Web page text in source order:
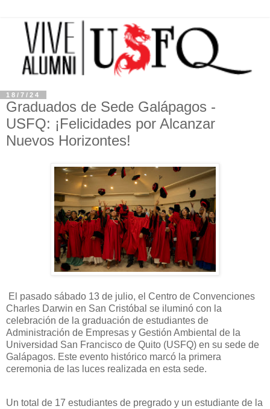
18/7/24
Graduados de Sede Galápagos -
USFQ: ¡Felicidades por Alcanzar
Nuevos Horizontes!
El pasado sábado 13 de julio, el Centro de Convenciones
Charles Darwin en San Cristóbal se iluminó con la
celebración de la graduación de estudiantes de
Administración de Empresas y Gestión Ambiental de la
Universidad San Francisco de Quito (USFQ) en su sede de
Galápagos. Este evento histórico marcó la primera
ceremonia de las luces realizada en esta sede.
Un total de 17 estudiantes de pregrado y un estudiante de la